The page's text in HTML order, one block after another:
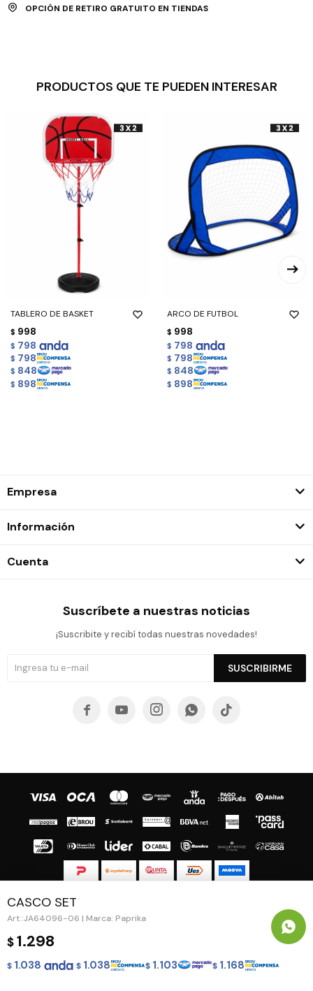
CASCO SET
JA64096-06 | Marca: Paprika
$1.298
$ 1.038 $ 1.038 $ 1.103 $ 1.168
OPCIÓN DE RETIRO GRATUITO EN TIENDAS
PRODUCTOS QUE TE PUEDEN INTERESAR
TABLERO DE BASKET
$ 998
$ 798
$ 798
$ 848
$ 898
ARCO DE FUTBOL
$ 998
$ 798
$ 798
$ 848
$ 898
Empresa
Información
Cuenta
Suscríbete a nuestras noticias
¡Suscribite y recibí todas nuestras novedades!
SUSCRIBIRME
    
© Copyright 2026 / Guapa - Paprika